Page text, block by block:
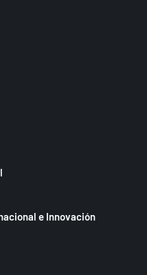
e Innovación